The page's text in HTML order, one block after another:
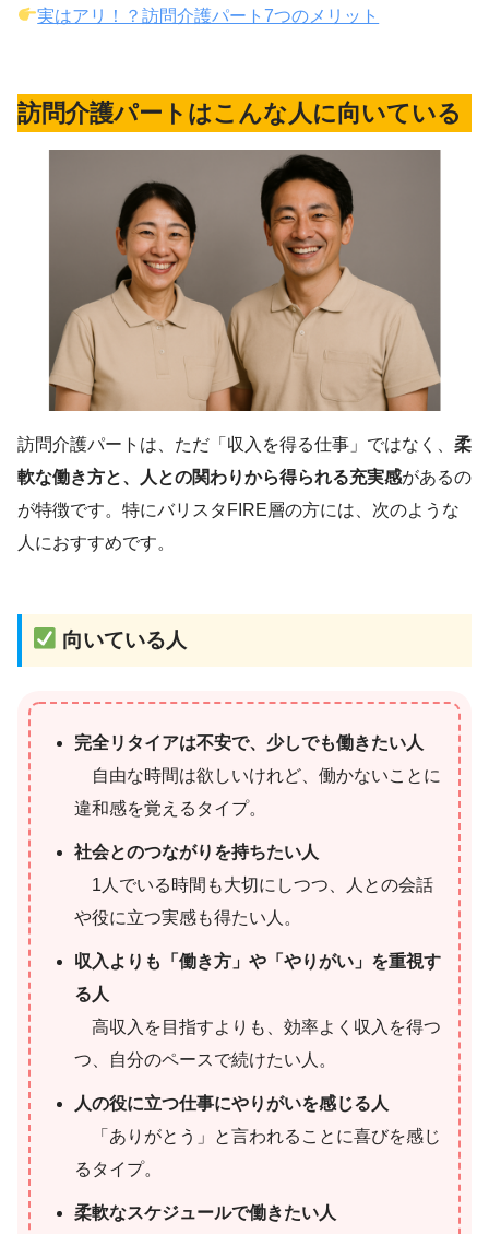
実はアリ！？訪問介護パート7つのメリット
訪問介護パートはこんな人に向いている
訪問介護パートは、ただ「収入を得る仕事」ではなく、 柔
軟な働き方と、人との関わりから得られる充実感があるの
が特徴です。特にバリスタFIRE層の方には、次のような
人におすすめです。
向いている人
完全リタイアは不安で、少しでも働きたい人
自由な時間は欲しいけれど、働かないことに
違和感を覚えるタイプ。
社会とのつながりを持ちたい人
1人でいる時間も大切にしつつ、人との会話
や役に立つ実感も得たい人。
収入よりも「働き方」や「やりがい」を重視す
る人
高収入を目指すよりも、効率よく収入を得つ
つ、自分のペースで続けたい人。
人の役に立つ仕事にやりがいを感じる人
「ありがとう」と言われることに喜びを感じ
るタイプ。
柔軟なスケジュールで働きたい人